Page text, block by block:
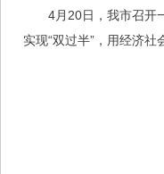
4月20日，我市召开
实现“双过半”，用经济